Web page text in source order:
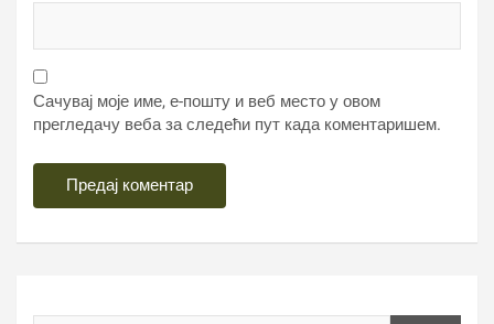
Сачувај моје име, е-пошту и веб место у овом
прегледачу веба за следећи пут када коментаришем.